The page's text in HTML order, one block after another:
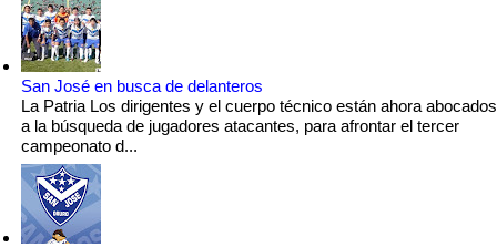
San José en busca de delanteros
La Patria Los dirigentes y el cuerpo técnico están ahora abocados
a la búsqueda de jugadores atacantes, para afrontar el tercer
campeonato d...